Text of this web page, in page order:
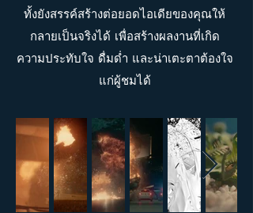
ทั้งยังสรรค์สร้างต่อยอดไอเดียของคุณให้
กลายเป็นจริงได้ เพื่อสร้างผลงานที่เกิด
ความประทับใจ ดื่มด่ำ และน่าเตะตาต้องใจ
แก่ผู้ชมได้